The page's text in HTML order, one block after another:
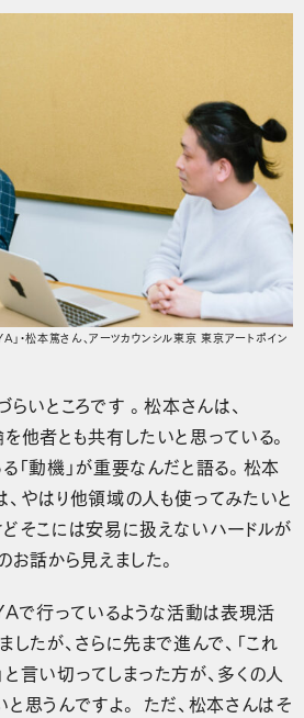
」・松本篤さん、アーツカウンシル東京 東京アートポイン
らいところです 。松本さんは、
者とも共有したいと思っている。
「動機」が重要なんだと語る。松本
やはり他領域の人も使ってみたいと
そこには安易に扱えないハードルが
お話から見えました。
で行っているような活動は表現活
したが、さらに先まで進んで、「これ
言い切ってしまった方が、多くの人
思うんですよ。 ただ、松本さんはそ